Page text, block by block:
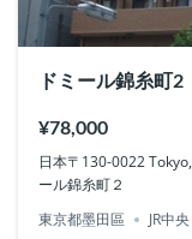
ドミール錦糸町2
¥78,000
日本〒130-0022
ール錦糸町２
東京都墨田區
JR中